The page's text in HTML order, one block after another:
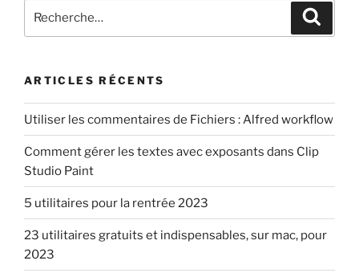
pour
ARTICLES RÉCENTS
Utiliser les commentaires de Fichiers : Alfred workflow
Comment gérer les textes avec exposants dans Clip
Studio Paint
5 utilitaires pour la rentrée 2023
23 utilitaires gratuits et indispensables, sur mac, pour
2023